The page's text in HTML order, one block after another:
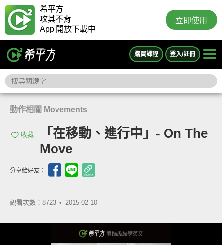
希平方
攻其不背
App 開放下載中
立即使用
購買課程 登入/註冊
動作相關 Movements
收藏
「在移動、進行中」- On The
Move
分享給好友：
觀看次數：8723 • 2015-02-10